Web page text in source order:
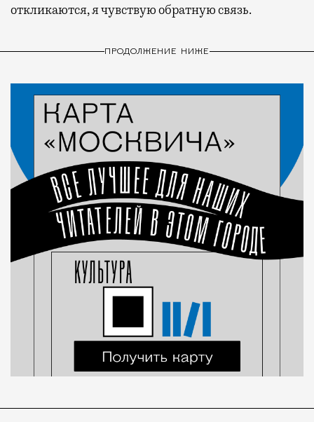
откликаются, я чувствую обратную связь.
ПРОДОЛЖЕНИЕ НИЖЕ